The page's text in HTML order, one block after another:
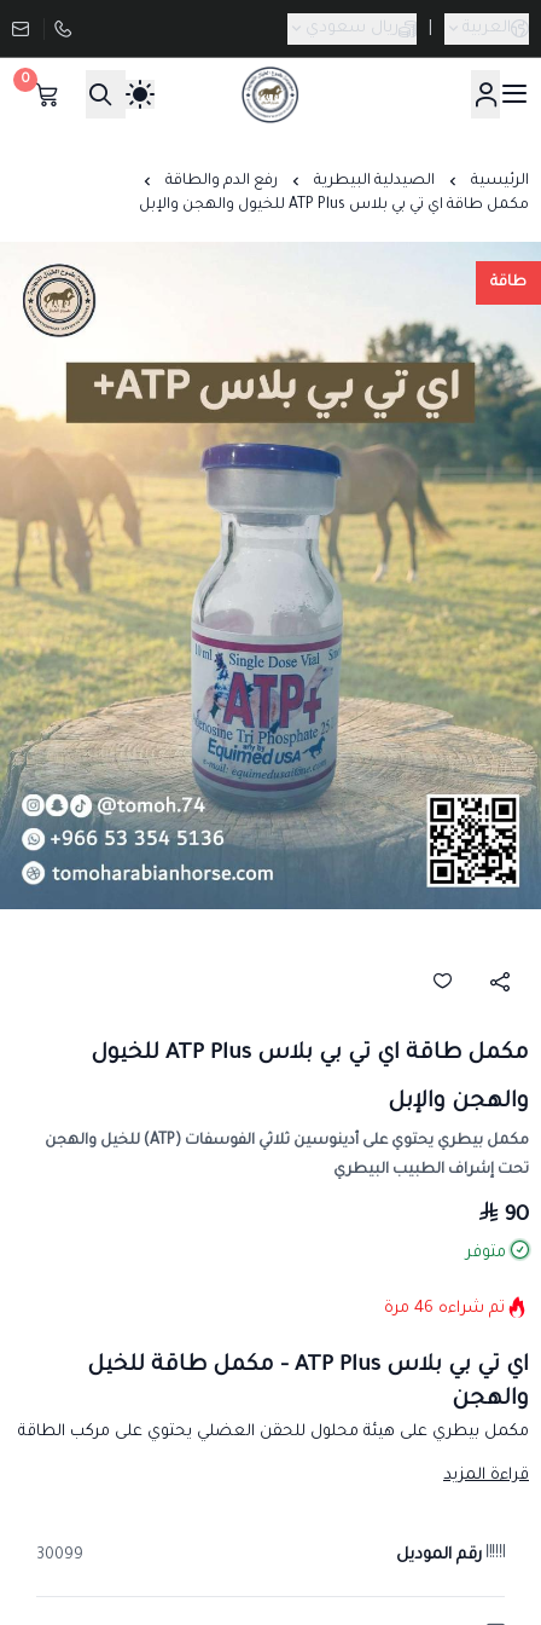
العربية ريال سعودي
صيدلية طموح الخيال البيطرية
0
الرئيسية الصيدلية البيطرية
رفع الدم والطاقة
مكمل طاقة اي تي بي بلاس ATP Plus للخيول والهجن والإبل
طاقة
مكمل طاقة اي تي بي بلاس ATP Plus للخيول
والهجن والإبل
مكمل بيطري يحتوي على أدينوسين ثلاثي الفوسفات (ATP) للخيل والهجن
تحت إشراف الطبيب البيطري
90
متوفر
تم شراءه 46 مرة
اي تي بي بلاس ATP Plus – مكمل طاقة للخيل
والهجن
مكمل بيطري على هيئة محلول للحقن العضلي يحتوي على مركب الطاقة
أدينوسين ثلاثي الفوسفات (ATP)، مخصص للخيل والهجن وإبل السباق.
الخيل والهجن وإبل السباق.
قراءة المزيد
رقم الموديل 30099